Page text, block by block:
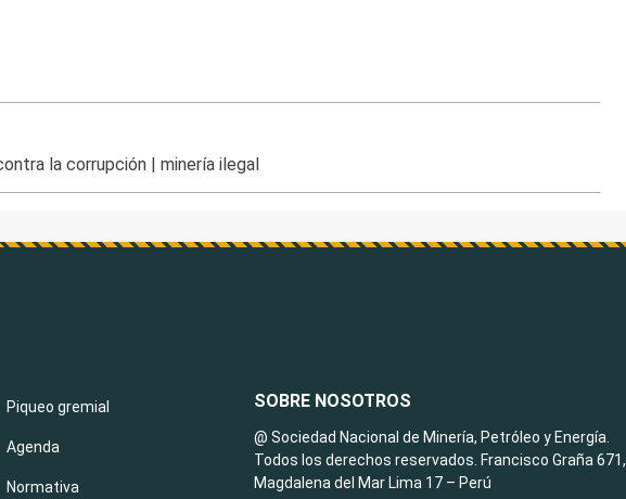
la corrupción |minería ilegal
Piqueo gremial
Agenda
Normativa
SOBRE NOSOTROS
@ Sociedad Nacional de Minería, Petróleo y Energía.
Todos los derechos reservados. Francisco Graña 671,
Magdalena del Mar Lima 17 – Perú